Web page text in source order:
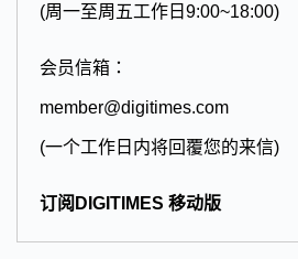
(周一至周五工作日9:00~18:00)
会员信箱：
member@digitimes.com
(一个工作日内将回覆您的来信)
订阅DIGITIMES 移动版